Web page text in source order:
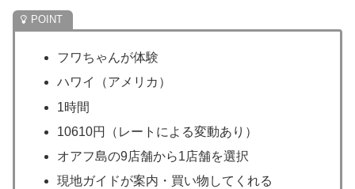
フワちゃんが体験
ハワイ（アメリカ）
1時間
10610円（レートによる変動あり）
オアフ島の9店舗から1店舗を選択
現地ガイドが案内・買い物してくれる